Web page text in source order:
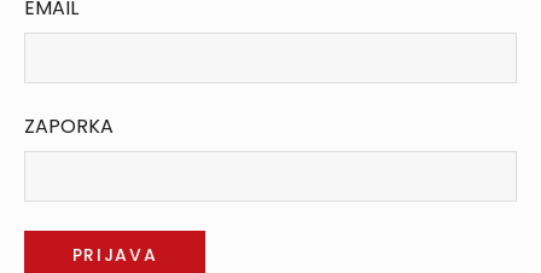
EMAIL
ZAPORKA